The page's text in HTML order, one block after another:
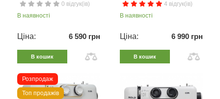
0 відгук(ів)
В наявності
Ціна: 6 590 грн
В кошик
4 відгук(ів)
В наявності
Ціна: 6 990 грн
В кошик
Розпродаж
Топ продажів